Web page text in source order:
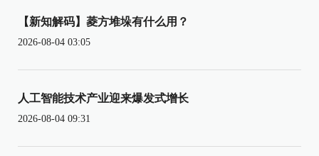
【新知解码】菱方堆垛有什么用？
2026-08-04 03:05
人工智能技术产业迎来爆发式增长
2026-08-04 09:31